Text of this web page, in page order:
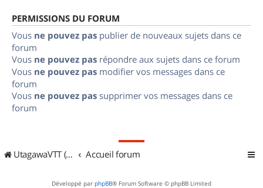
PERMISSIONS DU FORUM
Vous ne pouvez pas publier de nouveaux sujets dans ce
forum
Vous ne pouvez pas répondre aux sujets dans ce forum
Vous ne pouvez pas modifier vos messages dans ce
forum
Vous ne pouvez pas supprimer vos messages dans ce
forum
UtagawaVTT (Randos VTT et VTTAE avec traces GPS) Accueil forum
Développé par phpBB® Forum Software © phpBB Limited